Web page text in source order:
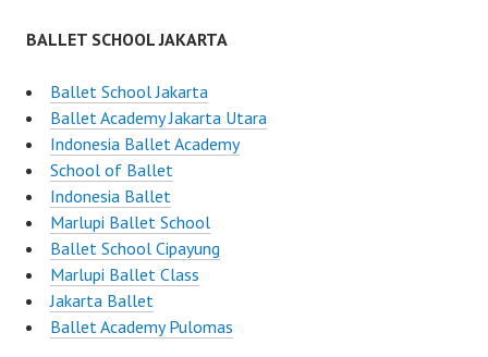
BALLET SCHOOL JAKARTA
Ballet School Jakarta
Ballet Academy Jakarta Utara
Indonesia Ballet Academy
School of Ballet
Indonesia Ballet
Marlupi Ballet School
Ballet School Cipayung
Marlupi Ballet Class
Jakarta Ballet
Ballet Academy Pulomas